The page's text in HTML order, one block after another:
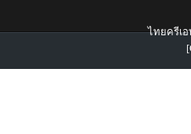
ไทยครีเอ
[